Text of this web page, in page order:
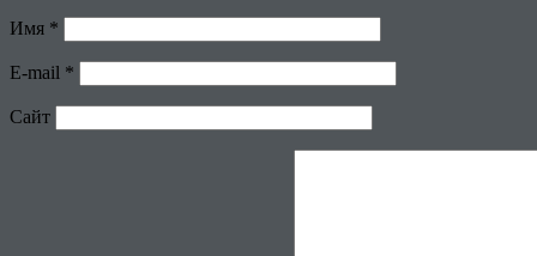
Имя *
E-mail *
Сайт